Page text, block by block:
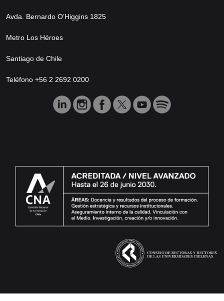
Avda. Bernardo O’Higgins 1825
Metro Los Héroes
Santiago de Chile
Teléfono +56 2 2692 0200